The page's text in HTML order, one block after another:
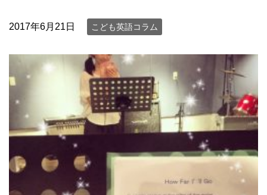
2017年6月21日 こども英語コラム